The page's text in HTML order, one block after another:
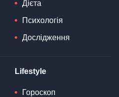
Дієта
Психологія
Дослідження
Lifestyle
Гороскоп